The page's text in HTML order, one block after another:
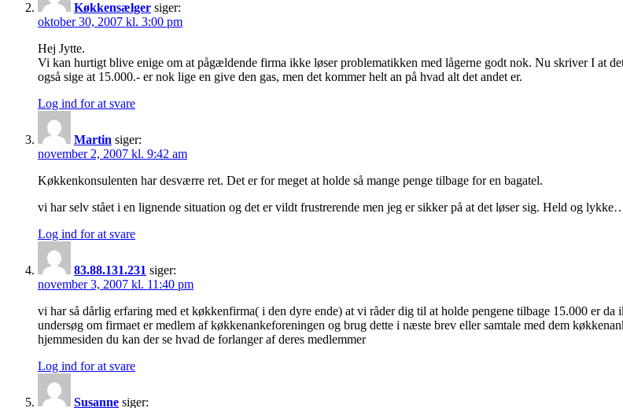
Køkkensælger siger:
oktober 30, 2007 kl. 3:00 pm
Hej Jytte.
Vi kan hurtigt blive enige om at pågældende firma ikke løser problematikken med lågerne godt nok. Nu skriver I at
også sige at 15.000.- er nok lige en give den gas, men det kommer helt an på hvad alt det andet er.
Log ind for at svare
Martin siger:
november 2, 2007 kl. 9:42 am
Køkkenkonsulenten har desværre ret. Det er for meget at holde så mange penge tilbage for en bagatel.
vi har selv stået i en lignende situation og det er vildt frustrerende men jeg er sikker på at det løser sig. Held og
Log ind for at svare
83.88.131.231 siger:
november 3, 2007 kl. 11:40 pm
vi har så dårlig erfaring med et køkkenfirma( i den dyre ende) at vi råder dig til at holde pengene tilbage 15.000 er
undersøg om firmaet er medlem af køkkenankeforeningen og brug dette i næste brev eller samtale med dem
hjemmesiden du kan der se hvad de forlanger af deres medlemmer
Log ind for at svare
Susanne siger: